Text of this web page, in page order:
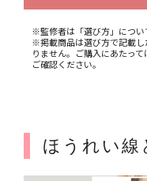
※監修者は「選び方」につい
※掲載商品は選び方で記載し
りません。ご購入にあたっ
ご確認ください。
ほうれい線